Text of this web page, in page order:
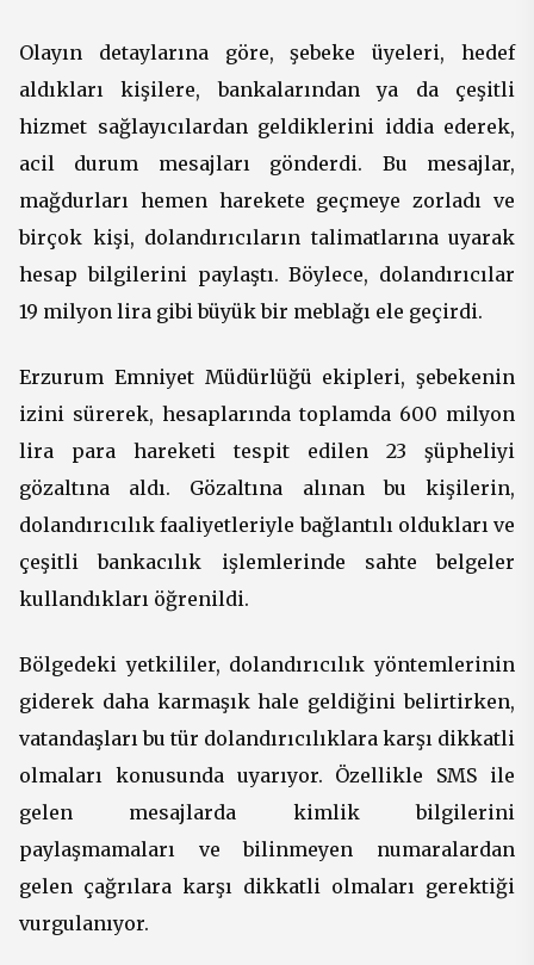
Olayın detaylarına göre, şebeke üyeleri, hedef
aldıkları kişilere, bankalarından ya da çeşitli
hizmet sağlayıcılardan geldiklerini iddia ederek,
acil durum mesajları gönderdi. Bu mesajlar,
mağdurları hemen harekete geçmeye zorladı ve
birçok kişi, dolandırıcıların talimatlarına uyarak
hesap bilgilerini paylaştı. Böylece, dolandırıcılar
19 milyon lira gibi büyük bir meblağı ele geçirdi.
Erzurum Emniyet Müdürlüğü ekipleri, şebekenin
izini sürerek, hesaplarında toplamda 600 milyon
lira para hareketi tespit edilen 23 şüpheliyi
gözaltına aldı. Gözaltına alınan bu kişilerin,
dolandırıcılık faaliyetleriyle bağlantılı oldukları ve
çeşitli bankacılık işlemlerinde sahte belgeler
kullandıkları öğrenildi.
Bölgedeki yetkililer, dolandırıcılık yöntemlerinin
giderek daha karmaşık hale geldiğini belirtirken,
vatandaşları bu tür dolandırıcılıklara karşı dikkatli
olmaları konusunda uyarıyor. Özellikle SMS ile
gelen mesajlarda kimlik bilgilerini
paylaşmamaları ve bilinmeyen numaralardan
gelen çağrılara karşı dikkatli olmaları gerektiği
vurgulanıyor.